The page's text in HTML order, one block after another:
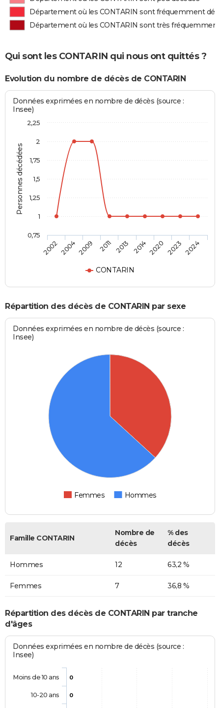
Département où les CONTARIN sont fréquemment
Département où les CONTARIN sont très
Qui sont les CONTARIN qui nous ont quittés ?
Evolution du nombre de décès de CONTARIN
Personnes décédées
Données exprimées en nombre de décès (source :
Insee)
CONTARIN
200220042009 2011 2013 2014 2020 2023 2024
0,75
1
1,25
1,5
1,75
2
2,25
Répartition des décès de CONTARIN par sexe
Données exprimées en nombre de décès (source :
Insee)
Femmes Hommes
Famille CONTARIN
Nombre de
décès
% des
décès
Hommes 12 63,2 %
Femmes 7 36,8 %
Répartition des décès de CONTARIN par tranche
d'âges
Données exprimées en nombre de décès (source :
Insee)
0
0
Moins de 10 ans
10-20 ans